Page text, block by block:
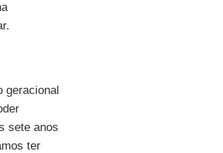
geracional
sete anos
ter